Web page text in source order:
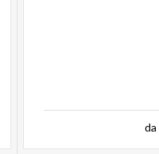
da